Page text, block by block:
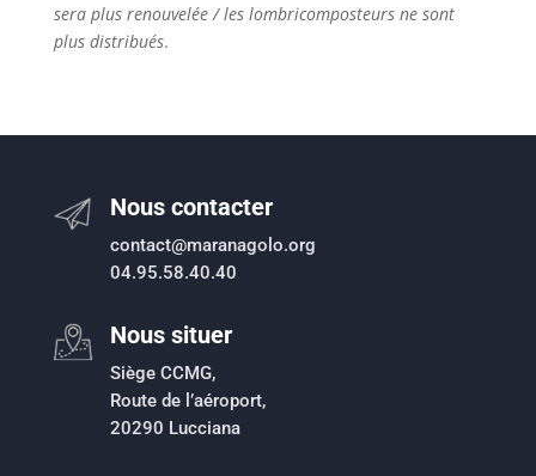
sera plus renouvelée / les lombricomposteurs ne sont
plus distribués.
Nous contacter
contact@maranagolo.org
04.95.58.40.40
Nous situer
Siège CCMG,
Route de l’aéroport,
20290 Lucciana